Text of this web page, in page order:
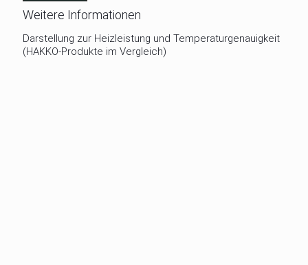
Weitere Informationen
Darstellung zur Heizleistung und Temperaturgenauigkeit
(HAKKO-Produkte im Vergleich)